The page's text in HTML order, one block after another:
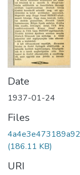
Date
1937-01-24
Files
(186.11 KB)
URI